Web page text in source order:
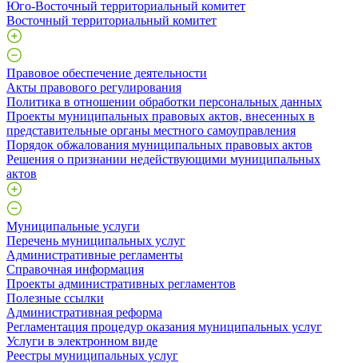
Юго-Восточный территориальный комитет
Восточный территориальный комитет
Правовое обеспечение деятельности
Акты правового регулирования
Политика в отношении обработки персональных данных
Проекты муниципальных правовых актов, внесенных в
представительные органы местного самоуправления
Порядок обжалования муниципальных правовых актов
Решения о признании недействующими муниципальных
актов
Муниципальные услуги
Перечень муниципальных услуг
Административные регламенты
Справочная информация
Проекты административных регламентов
Полезные ссылки
Административная реформа
Регламентация процедур оказания муниципальных услуг
Услуги в электронном виде
Реестры муниципальных услуг